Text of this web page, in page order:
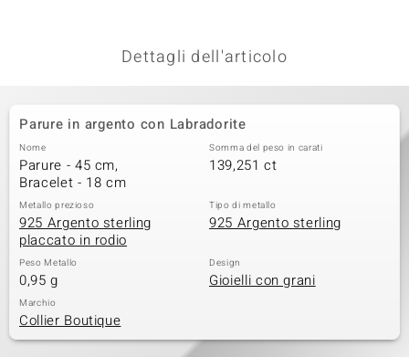
Dettagli dell'articolo
Parure in argento con Labradorite
Nome
Parure - 45 cm,
Bracelet - 18 cm
Somma del peso in carati
139,251 ct
Metallo prezioso
925 Argento sterling
placcato in rodio
Tipo di metallo
925 Argento sterling
Peso Metallo
0,95 g
Design
Gioielli con grani
Marchio
Collier Boutique